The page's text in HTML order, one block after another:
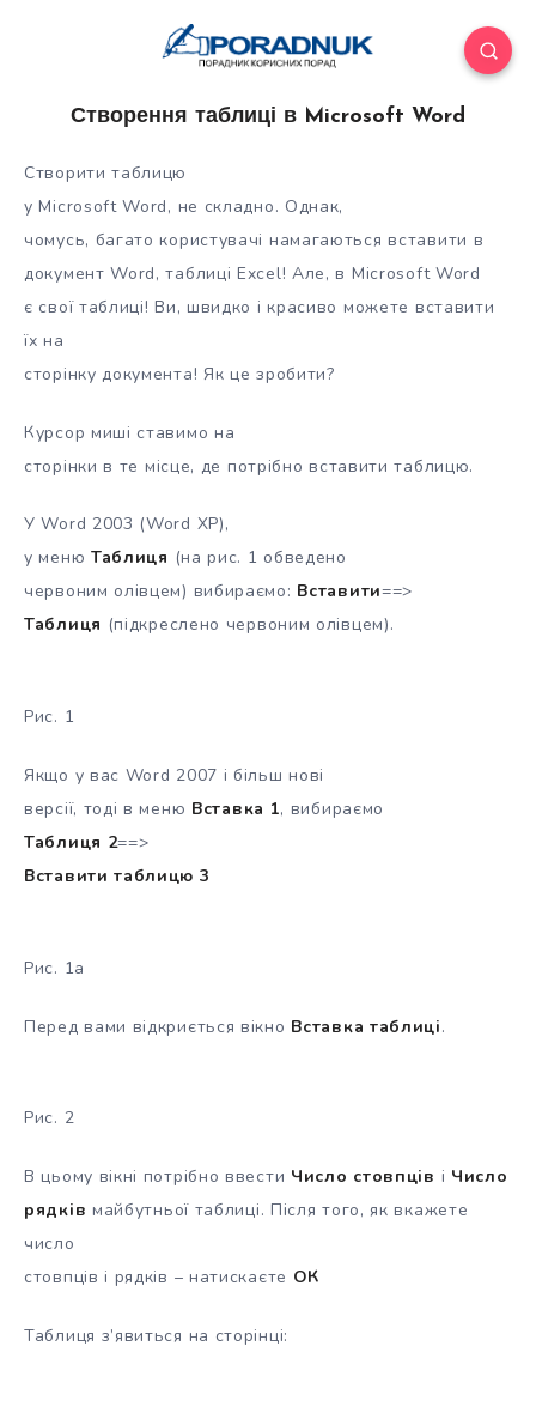
Створення таблиці в Microsoft Word
Створити таблицю
у Microsoft Word, не складно. Однак,
чомусь, багато користувачі намагаються вставити в
документ Word, таблиці Excel! Але, в Microsoft Word
є свої таблиці! Ви, швидко і красиво можете вставити
їх на
сторінку документа! Як це зробити?
Курсор миші ставимо на
сторінки в те місце, де потрібно вставити таблицю.
У Word 2003 (Word XP),
у меню Таблиця (на рис. 1 обведено
червоним олівцем) вибираємо: Вставити==>
Таблиця (підкреслено червоним олівцем).
Рис. 1
Якщо у вас Word 2007 і більш нові
версії, тоді в меню Вставка 1, вибираємо
Таблиця 2==>
Вставити таблицю 3
Рис. 1а
Перед вами відкриється вікно Вставка таблиці.
Рис. 2
В цьому вікні потрібно ввести Число стовпців і Число
рядків майбутньої таблиці. Після того, як вкажете
число
стовпців і рядків – натискаєте ОК
Таблиця з’явиться на сторінці: